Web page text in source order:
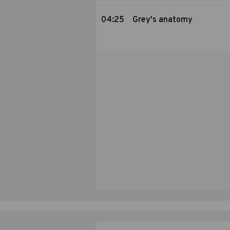
04:25 Grey's anatomy